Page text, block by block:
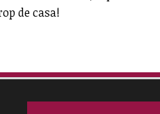
de casa!